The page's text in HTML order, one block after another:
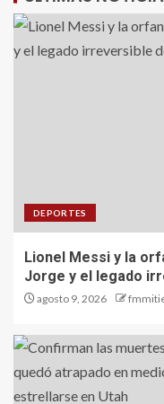
DEPORTES
Lionel Messi y la
Jorge y el legado
agosto 9, 2026